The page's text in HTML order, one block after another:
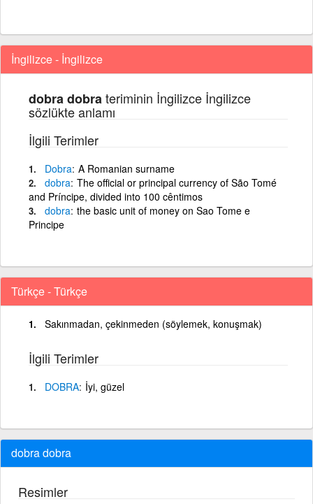
İngilizce - İngilizce
dobra dobrateriminin İngilizce İngilizce
sözlükte anlamı
İlgili Terimler
Dobra A Romanian surname
dobra The official or principal currency of São Tomé
and Príncipe, divided into 100 cêntimos
dobra the basic unit of money on Sao Tome e
Principe
Türkçe - Türkçe
Sakınmadan, çekinmeden (söylemek, konuşmak)
İlgili Terimler
DOBRA İyi, güzel
dobra dobra
Resimler